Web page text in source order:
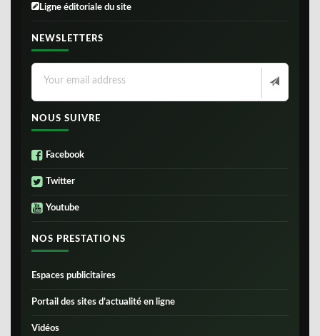
Ligne éditoriale du site
NEWSLETTERS
NOUS SUIVRE
Facebook
Twitter
Youtube
NOS PRESTATIONS
Espaces publicitaires
Portail des sites d’actualité en ligne
Vidéos